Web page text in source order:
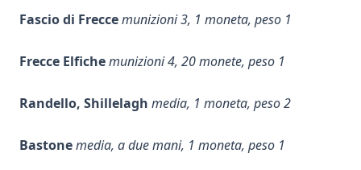
Fascio di Freccemunizioni 3, 1 moneta, peso 1
Frecce Elfichemunizioni 4, 20 monete, peso 1
Randello, Shillelagh media, 1 moneta, peso 2
Bastonemedia, a due mani, 1 moneta, peso 1